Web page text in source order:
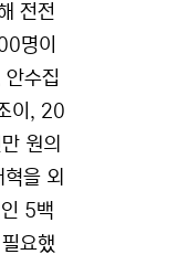
전전
명이
수집
이, 20
원의
을 외
5백
요했